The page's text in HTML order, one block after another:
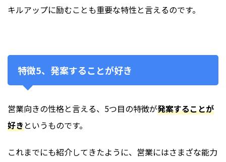
キルアップに励むことも重要な特性と言えるのです。
特徴5、発案することが好き
営業向きの性格と言える、5つ目の特徴が発案することが
好きというものです。
これまでにも紹介してきたように、営業にはさまざな能力